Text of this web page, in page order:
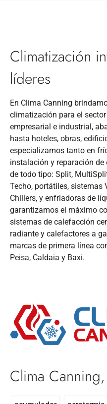
Climatización
líderes
En Clima Canning
climatización para el
empresarial e industrial,
hasta hoteles, obras,
especializamos tanto en
instalación y reparación
de todo tipo: Split,
Techo, portátiles, sistemas
Chillers, y enfriadoras de
garantizamos el máximo
sistemas de calefacción
radiante y calefactores a
marcas de primera línea
Peisa, Caldaia y Baxi.
Clima